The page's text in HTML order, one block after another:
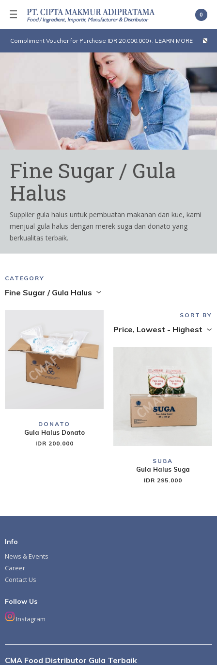
0
Compliment Voucher for Purchase IDR 20.000.000+. LEARN MORE
Fine Sugar / Gula
Halus
Supplier gula halus untuk pembuatan makanan dan kue, kami
menjual gula halus dengan merek suga dan donato yang
berkualitas terbaik.
CATEGORY
Fine Sugar / Gula Halus
SORT BY
Price, Lowest - Highest
DONATO
Gula Halus Donato
IDR 200.000
SUGA
Gula Halus Suga
IDR 295.000
Info
News & Events
Career
Contact Us
Follow Us
Instagram
CMA Food Distributor Gula Terbaik